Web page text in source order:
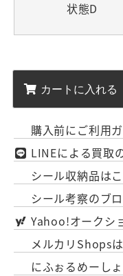
状態D
購入前にご利用
LINEによる買取
シール収納品は
シール考察のブ
Yahoo!オークシ
メルカリShops
にふぉるめーし